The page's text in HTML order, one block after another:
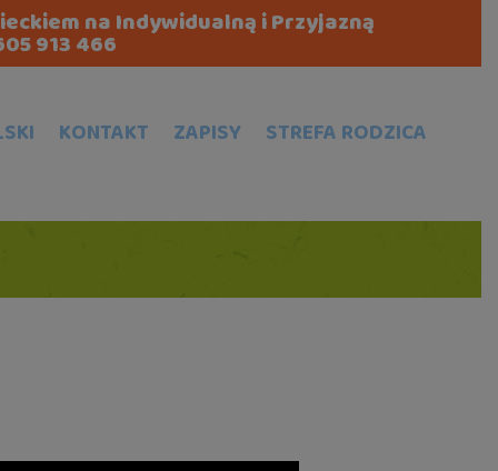
na Indywidualną i Przyjazną
913 466
KONTAKT ZAPISY STREFA RODZICA